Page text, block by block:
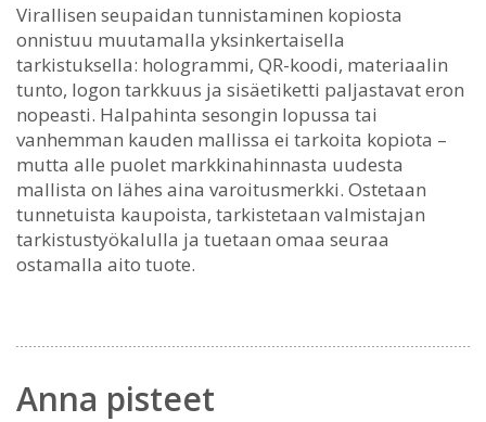
Virallisen seupaidan tunnistaminen kopiosta
onnistuu muutamalla yksinkertaisella
tarkistuksella: hologrammi, QR-koodi, materiaalin
tunto, logon tarkkuus ja sisäetiketti paljastavat eron
nopeasti. Halpahinta sesongin lopussa tai
vanhemman kauden mallissa ei tarkoita kopiota –
mutta alle puolet markkinahinnasta uudesta
mallista on lähes aina varoitusmerkki. Ostetaan
tunnetuista kaupoista, tarkistetaan valmistajan
tarkistustyökalulla ja tuetaan omaa seuraa
ostamalla aito tuote.
Anna pisteet